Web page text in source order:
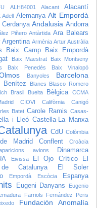
ALH84001 Alacant Alacantí
Adell Alemanya Alt Empordà
Andalusia Andorra
Piñero Antàrtida Ara Balears
Argentina Armènia Artur Austràlia
Baix Camp
Baix Empordà
Baix Maestrat
Baix Montseny
Baix Penedés Baix Vinalopó
Banyoles
Barcelona
Benítez Blanes Blasco Romero
Brasil Buelta Bèlgica CCMA
CIOVI Califòrnia Canigó
Batet Carole Ramis Casas-
i Lleó Castella-La Manxa
CdU Colòmbia
Madrid Conflent
Croàcia
avions
Dinamarca
Eivissa El Ojo Crítico
El
Catalunya
El Soler
Empordà Escòcia Espanya
Eugeni Danyans
Eugenio
Farriols Fernández Peris
Fundación Anomalía